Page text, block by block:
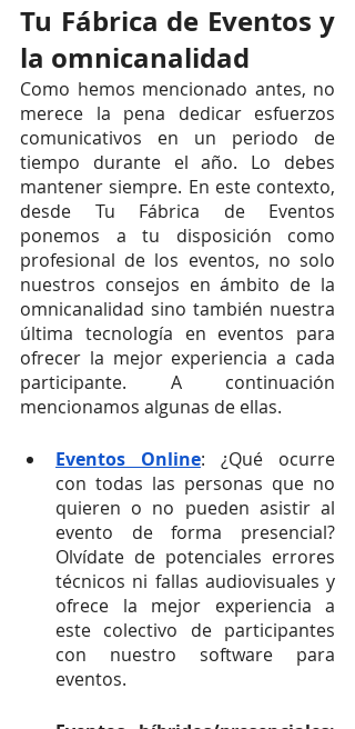
Tu Fábrica de Eventos y
la omnicanalidad
Como hemos mencionado antes, no
merece la pena dedicar esfuerzos
comunicativos en un periodo de
tiempo durante el año. Lo debes
mantener siempre. En este contexto,
desde Tu Fábrica de Eventos
ponemos a tu disposición como
profesional de los eventos, no solo
nuestros consejos en ámbito de la
omnicanalidad sino también nuestra
última tecnología en eventos para
ofrecer la mejor experiencia a cada
participante. A continuación
mencionamos algunas de ellas.
Eventos Online: ¿Qué ocurre
con todas las personas que no
quieren o no pueden asistir al
evento de forma presencial?
Olvídate de potenciales errores
técnicos ni fallas audiovisuales y
ofrece la mejor experiencia a
este colectivo de participantes
con nuestro software para
eventos.